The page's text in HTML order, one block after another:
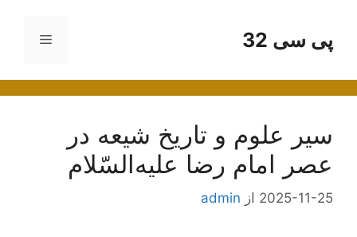
محتواپی سی 32 فهرست
سير علوم‌ و تاريخ‌ شيعه‌ در
عصر امام‌ رضا عليه‌السّلام
2025-11-25 از admin